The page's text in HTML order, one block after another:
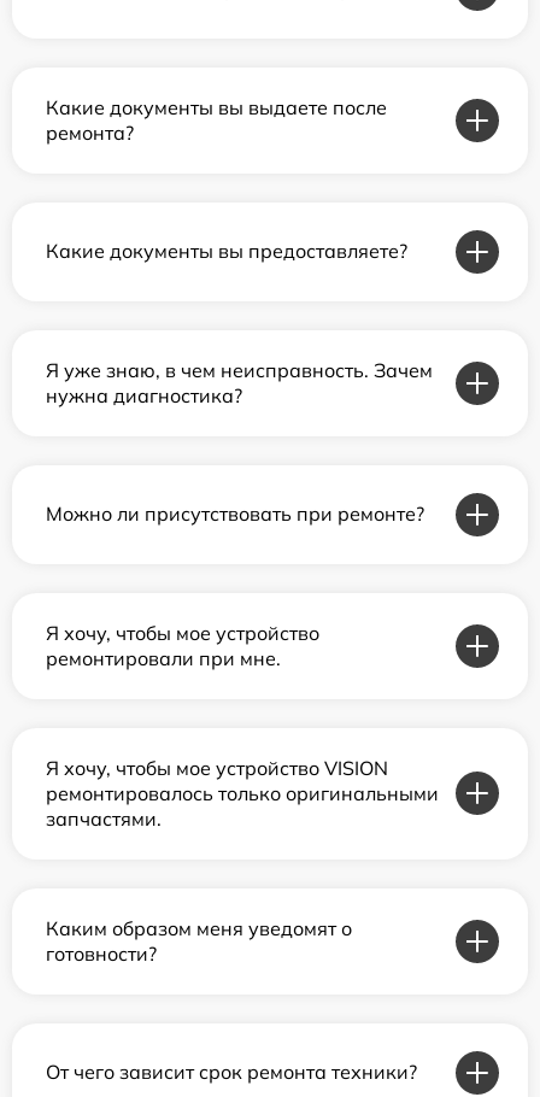
Какие документы вы выдаете после
ремонта?
Какие документы вы предоставляете?
Я уже знаю, в чем неисправность. Зачем
нужна диагностика?
Можно ли присутствовать при ремонте?
Я хочу, чтобы мое устройство
ремонтировали при мне.
Я хочу, чтобы мое устройство VISION
ремонтировалось только оригинальными
запчастями.
Каким образом меня уведомят о
готовности?
От чего зависит срок ремонта техники?